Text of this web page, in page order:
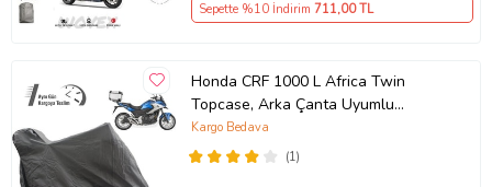
Sepette %10 İndirim 711,00 TL
Honda CRF 1000 L Africa Twin
Topcase, Arka Çanta Uyumlu
Motosiklet Branda, Motor Örtüsü ,
Çadır
(1)
Kargo Bedava